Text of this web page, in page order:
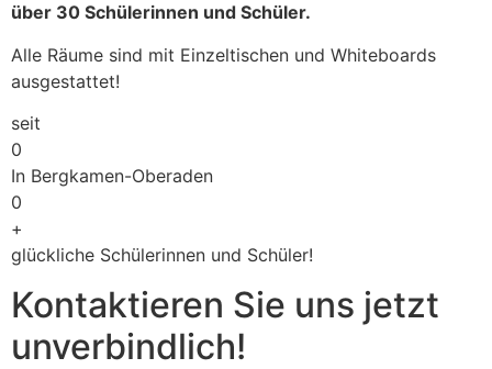
über 30 Schülerinnen und Schüler.
Alle Räume sind mit Einzeltischen und Whiteboards
ausgestattet!
seit
0
In Bergkamen-Oberaden
0
+
glückliche Schülerinnen und Schüler!
Kontaktieren Sie uns jetzt
unverbindlich!